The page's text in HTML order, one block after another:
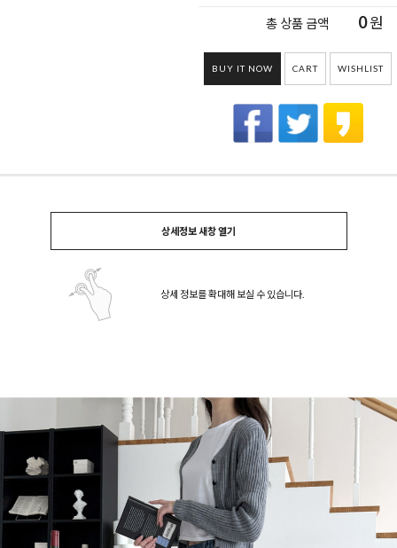
총 상품 금액 0원
BUY IT NOW CART WISHLIST
상세정보 새창 열기
상세 정보를 확대해 보실 수 있습니다.